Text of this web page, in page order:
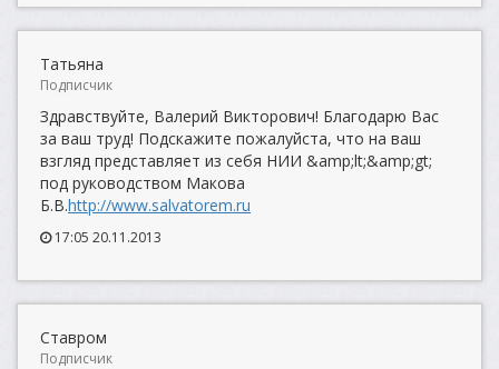
Татьяна
Подписчик
Здравствуйте, Валерий Викторович! Благодарю Вас
за ваш труд! Подскажите пожалуйста, что на ваш
взгляд представляет из себя НИИ &amp;lt;&amp;gt;
под руководством Макова
Б.В.http://www.salvatorem.ru
17:05 20.11.2013
Ставром
Подписчик